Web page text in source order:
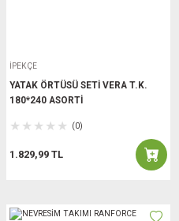
İPEKÇE
YATAK ÖRTÜSÜ SETİ VERA T.K.
180*240 ASORTİ
(0)
1.829,99 TL